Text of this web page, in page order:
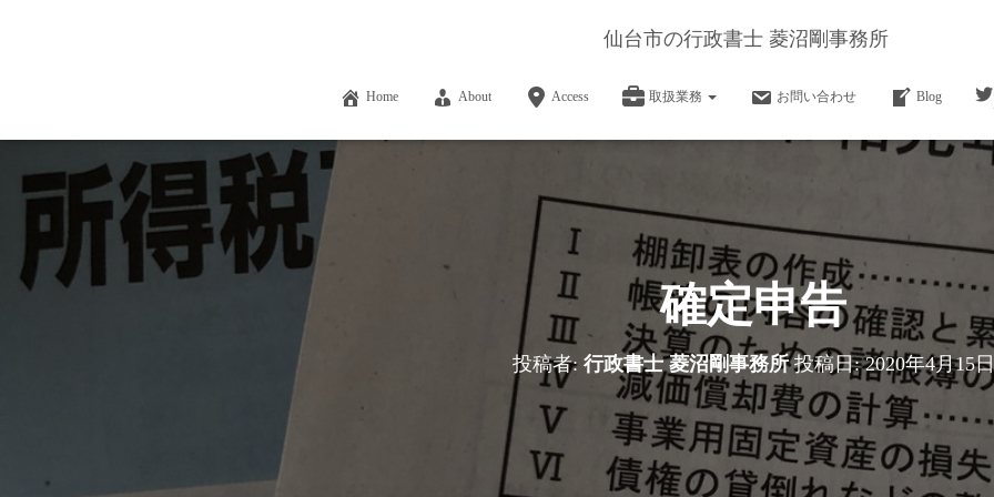
仙台市の行政書士 菱沼剛事務所
Home About Access 取扱業務 お問い合わせ Blog
確定申告
投稿者: 行政書士 菱沼剛事務所投稿日:2020年4月15日